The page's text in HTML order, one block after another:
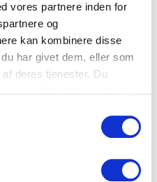
vores partnere inden for
og
kan kombinere disse
har givet dem, eller som
deres tjenester. Du